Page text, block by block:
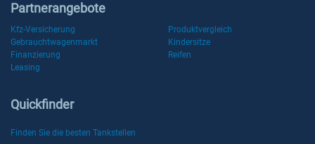
Partnerangebote
Kfz-Versicherung
Produktvergleich
Gebrauchtwagenmarkt
Kindersitze
Finanzierung
Reifen
Leasing
Quickfinder
Finden Sie die besten Tankstellen